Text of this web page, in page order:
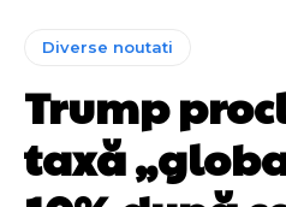
Diverse noutati
Trump
taxă